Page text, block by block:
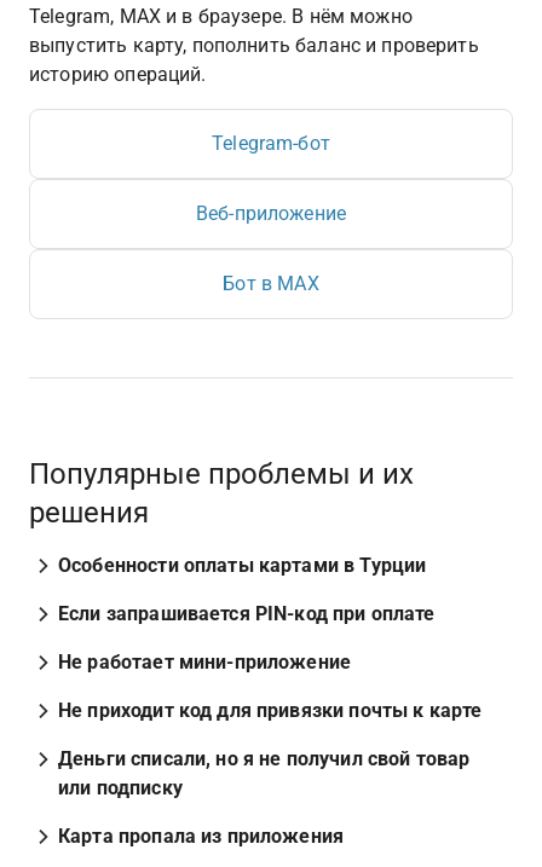
Telegram, MAX и в браузере. В нём можно
выпустить карту, пополнить баланс и проверить
историю операций.
Telegram-бот
Веб-приложение
Бот в MAX
Популярные проблемы и их
решения
Особенности оплаты картами в Турции
Если запрашивается PIN-код при оплате
Не работает мини-приложение
Не приходит код для привязки почты к карте
Деньги списали, но я не получил свой товар
или подписку
Карта пропала из приложения